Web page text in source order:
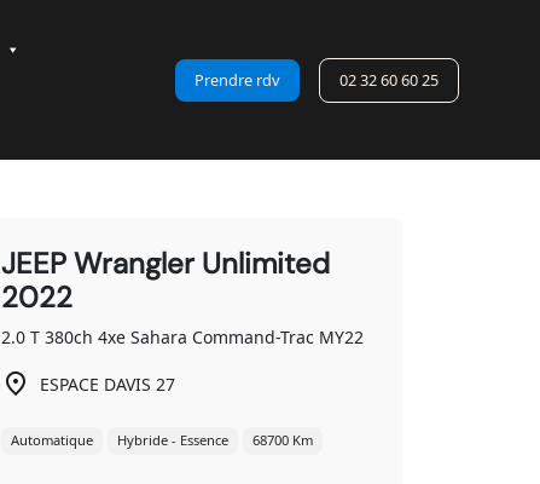
Prendre rdv 02 32 60 60 25
JEEP Wrangler Unlimited
2022
2.0 T 380ch 4xe Sahara Command-Trac MY22
ESPACE DAVIS 27
Automatique Hybride - Essence 68700 Km